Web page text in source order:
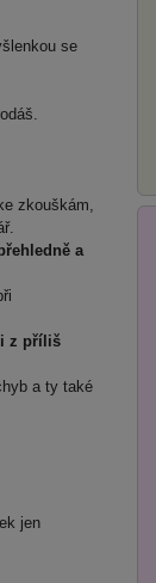
se
zkouškám,
a
z příliš
a ty také
jen